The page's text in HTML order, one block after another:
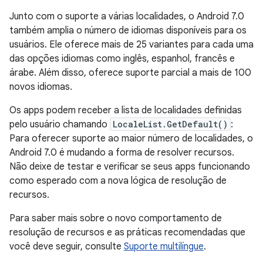
Junto com o suporte a várias localidades, o Android 7.0
também amplia o número de idiomas disponíveis para os
usuários. Ele oferece mais de 25 variantes para cada uma
das opções idiomas como inglês, espanhol, francês e
árabe. Além disso, oferece suporte parcial a mais de 100
novos idiomas.
Os apps podem receber a lista de localidades definidas
pelo usuário chamando LocaleList.GetDefault() :
Para oferecer suporte ao maior número de localidades, o
Android 7.0 é mudando a forma de resolver recursos.
Não deixe de testar e verificar se seus apps funcionando
como esperado com a nova lógica de resolução de
recursos.
Para saber mais sobre o novo comportamento de
resolução de recursos e as práticas recomendadas que
você deve seguir, consulte Suporte multilíngue.